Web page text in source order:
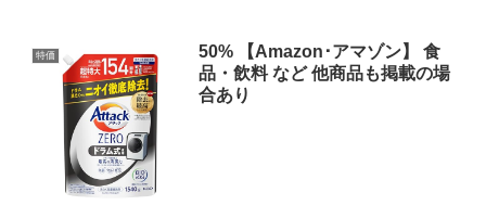
特価
50% 【Amazon･アマゾン】 食
品・飲料 など 他商品も掲載の場
合あり